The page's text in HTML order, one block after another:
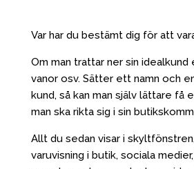
Var har du bestämt dig för att
Om man trattar ner sin idealkund
vanor osv. Sätter ett namn och
kund, så kan man själv lättare få
man ska rikta sig i sin
Allt du sedan visar i
varuvisning i butik, sociala